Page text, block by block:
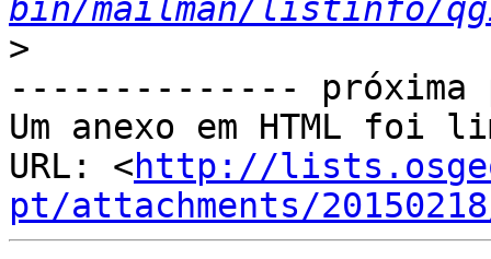
bin/mailman/listinfo/
>
--------------
Um anexo em HTML foi
URL: <http://
pt/attachments/